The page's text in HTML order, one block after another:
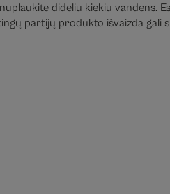
dideliu kiekiu vandens.
partijų produkto išvaizda